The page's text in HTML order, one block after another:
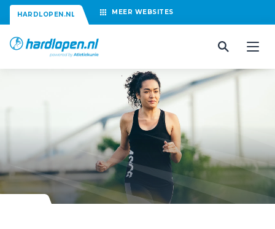
HARDLOPEN.NL MEER WEBSITES